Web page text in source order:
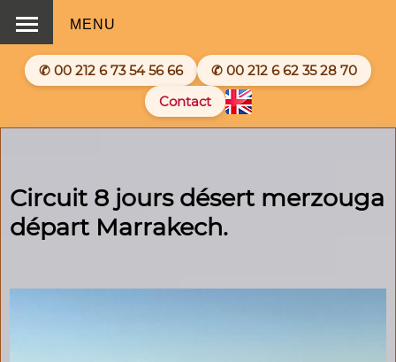
MENU
✆ 00 212 6 73 54 56 66
✆ 00 212 6 62 35 28 70
Contact
Circuit 8 jours désert merzouga
départ Marrakech.